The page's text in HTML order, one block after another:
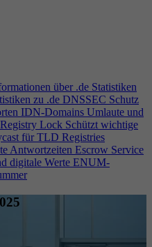
über .de Statistiken
zu .de DNSSEC Schutz
IDN-Domains Umlaute und
Lock Schützt wichtige
für TLD Registries
Antwortzeiten Escrow Service
digitale Werte ENUM-